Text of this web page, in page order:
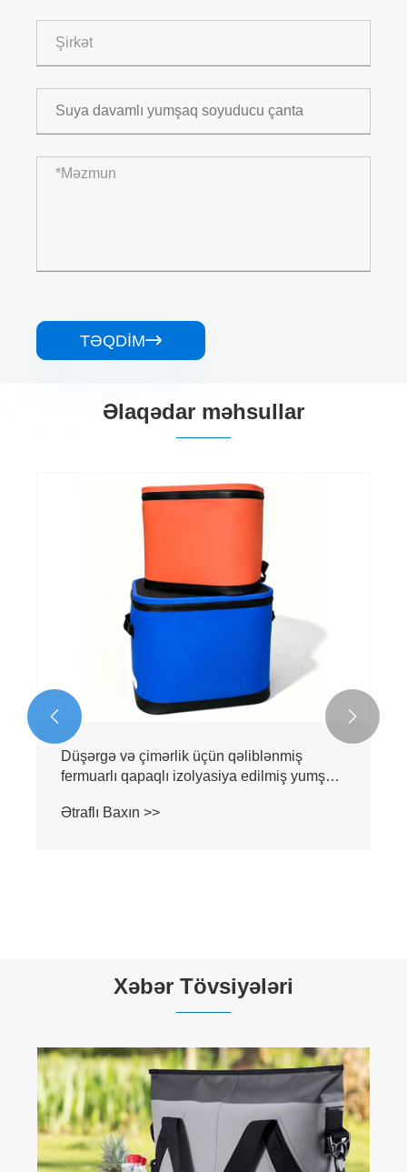
TƏQDIM
Əlaqədar məhsullar
Düşərgə və çimərlik üçün qəliblənmiş
fermuarlı qapaqlı izolyasiya edilmiş yumşaq
Ətraflı Baxın >>
 
Xəbər Tövsiyələri